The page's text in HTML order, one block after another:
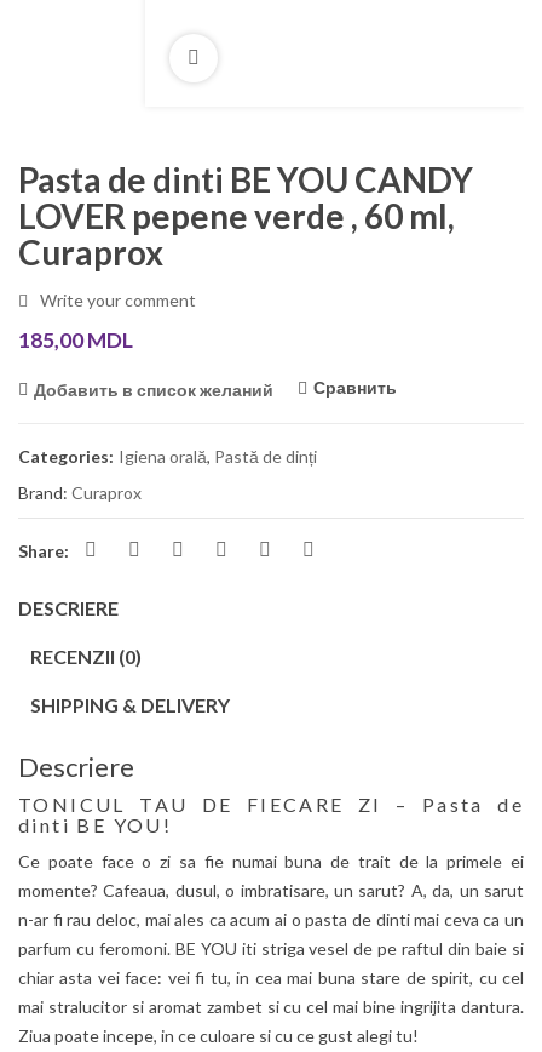
Pasta de dinti BE YOU CANDY
LOVER pepene verde , 60 ml,
Curaprox
Write your comment
185,00MDL
Добавить в список желаний Сравнить
Categories: Igiena orală, Pastă de dinți
Brand: Curaprox
Share:
DESCRIERE
RECENZII (0)
SHIPPING & DELIVERY
Descriere
TONICUL TAU DE FIECARE ZI – Pasta de
dinti BE YOU!
Ce poate face o zi sa fie numai buna de trait de la primele ei
momente? Cafeaua, dusul, o imbratisare, un sarut? A, da, un sarut
n-ar fi rau deloc, mai ales ca acum ai o pasta de dinti mai ceva ca un
parfum cu feromoni. BE YOU iti striga vesel de pe raftul din baie si
chiar asta vei face: vei fi tu, in cea mai buna stare de spirit, cu cel
mai stralucitor si aromat zambet si cu cel mai bine ingrijita dantura.
Ziua poate incepe, in ce culoare si cu ce gust alegi tu!